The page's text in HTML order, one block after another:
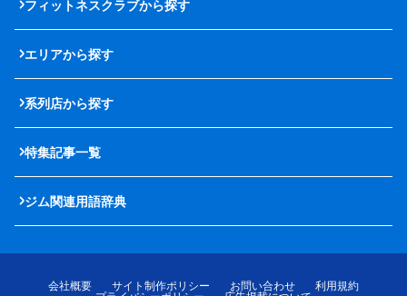
フィットネスクラブから探す
エリアから探す
系列店から探す
特集記事一覧
ジム関連用語辞典
会社概要 サイト制作ポリシー お問い合わせ
利用規約